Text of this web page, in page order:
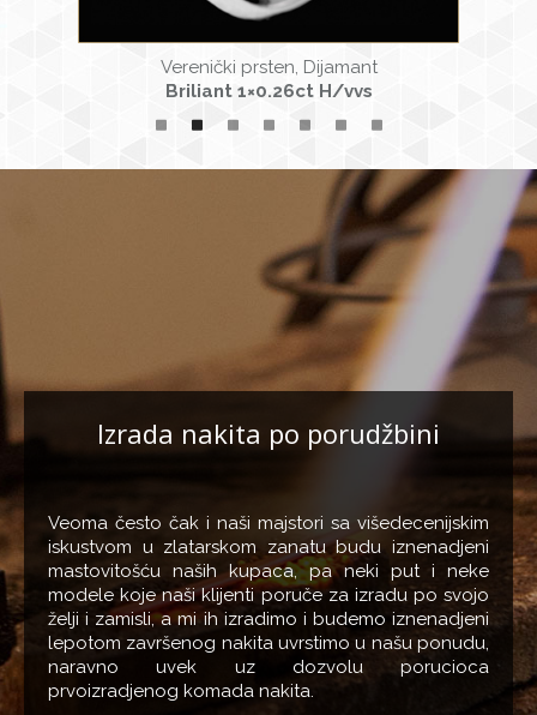
Verenički prsten, Dijamant
Briliant 1×0.26ct H/vvs
Izrada nakita po porudžbini
Veoma često čak i naši majstori sa višedecenijskim
iskustvom u zlatarskom zanatu budu iznenadjeni
mastovitošću naših kupaca, pa neki put i neke
modele koje naši klijenti poruče za izradu po svojo
želji i zamisli, a mi ih izradimo i budemo iznenadjeni
lepotom završenog nakita uvrstimo u našu ponudu,
naravno uvek uz dozvolu porucioca
prvoizradjenog komada nakita.